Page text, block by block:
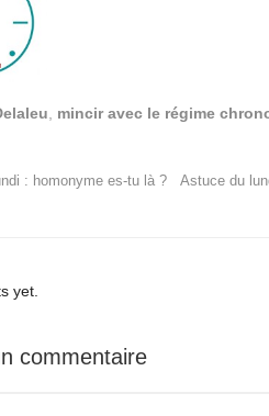
, mincir avec le régime
: homonyme es-tu là ? Astuce du
yet.
commentaire